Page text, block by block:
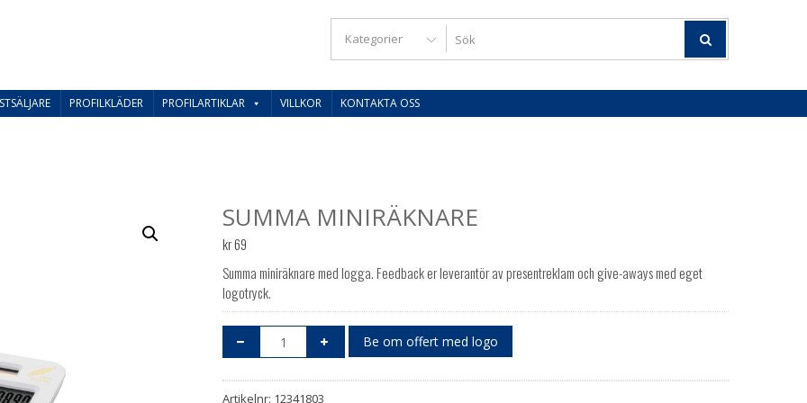
PROFILKLÄDER PROFILARTIKLAR VILLKOR KONTAKTA OSS
SUMMA MINIRÄKNARE
kr69
Summa miniräknare med logga. Feedback er leverantör av presentreklam och give-aways med eget
logotryck.
Be om offert med logo
Artikelnr: 12341803